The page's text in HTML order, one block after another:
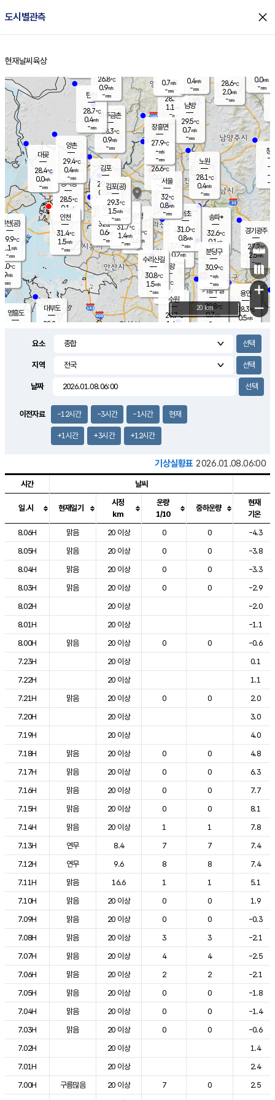
도시별관측 close
홈
현재날씨 육상
의도
℃
m/s
mm
영흥도
양주
28.3℃
1.1
-mm
과천
27.4℃
0.2m/s
- mm
용인
28.3℃
0.5m/s
경기광주
27.2℃
2.5m/s
-mm
0.0m/s
대부도
28.2
경서동
28.5℃
0.1 m/s
-mm
파주금촌
28.3℃
0.9m/s
-mm
28.6℃
2.0m/s
-mm
대곶
28.4℃
0.0m/s
-mm
창
-
-m/
-
탄현
28.7℃
0.4m/s
-mm
0.0m/s
-mm
의왕
- ℃
m/s
mm
김포
29.8℃
0.0 m/s
mm
광명
32.8 ℃
0.6 m/s
-mm
부천
32.1℃
0.6m/s
-mm
양촌
29.4℃
0.4m/s
-mm
구로
31.7℃
1.4m/s
-mm
은평
26.6℃
0.0 m/s
- mm
노원
28.1℃
0.4m/s
-mm
송파*
32.6℃
0.1 m/s
-mm
서초
31.0℃
0.8m/s
-mm
남방
29.5℃
0.7m/s
-mm
기흥구갈
29.8℃
0.7m/s
-
수리산길
30.8℃
1.5m/s
-mm
분당구
30.9℃
-m/s
-mm
장흥면
27.9℃
-m/s
-mm
0.7m/s
-mm
인천(공)
29.9℃
1.1 m/s
-mm
김포(공)
29.3℃
1.5m/s
-mm
수원
29.7℃
1.4 m/s
인천
31.4℃
1.5m/s
-mm
서울
32℃
0.8m/s
-mm
26.8℃
0.9m/s
-mm
0.4m/s
-mm
+
−
20 km
요소
지역
날짜
이전자료 -12시간 -3시간 -1시간 현재
+1시간 +3시간 +12시간
기상실황표 2026.01.08.06:00
도시별 기상실황표로 지점, 날씨, 기온, 강수, 바람, 기압등을 안내한 표입
시간 날씨
일.시 현재일기
시정
km
운량
1/10
중하운량
현재
기온
8.06H
맑음 20 이상 0 0
-4.3
8.05H
맑음 20 이상 0 0
-3.8
8.04H
맑음 20 이상 0 0
-3.3
8.03H
맑음 20 이상 0 0
-2.9
8.02H
20 이상
-2.0
8.01H
20 이상
-1.1
8.00H
맑음 20 이상 0 0
-0.6
7.23H
20 이상
0.1
7.22H
20 이상
1.1
7.21H
맑음 20 이상 0 0
2.0
7.20H
20 이상
3.0
7.19H
20 이상
4.0
7.18H
맑음 20 이상 0 0
4.8
7.17H
맑음 20 이상 0 0
6.3
7.16H
맑음 20 이상 0 0
7.7
7.15H
맑음 20 이상 0 0
8.1
7.14H
맑음 20 이상 1 1
7.8
7.13H
연무 8.4 7 7
7.4
7.12H
연무 9.6 8 8
7.4
7.11H
맑음 16.6 1 1
5.1
7.10H
맑음 20 이상 0 0
1.9
7.09H
맑음 20 이상 0 0
-0.3
7.08H
맑음 20 이상 3 3
-2.1
7.07H
맑음 20 이상 4 4
-2.5
7.06H
맑음 20 이상 2 2
-2.1
7.05H
맑음 20 이상 0 0
-1.8
7.04H
맑음 20 이상 0 0
-1.4
7.03H
맑음 20 이상 0 0
-0.6
7.02H
20 이상
1.4
7.01H
20 이상
2.4
7.00H
구름많음 20 이상 7 0
2.5